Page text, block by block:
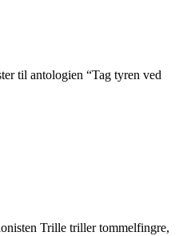
til antologien “Tag tyren ved
Trille triller tommelfingre,